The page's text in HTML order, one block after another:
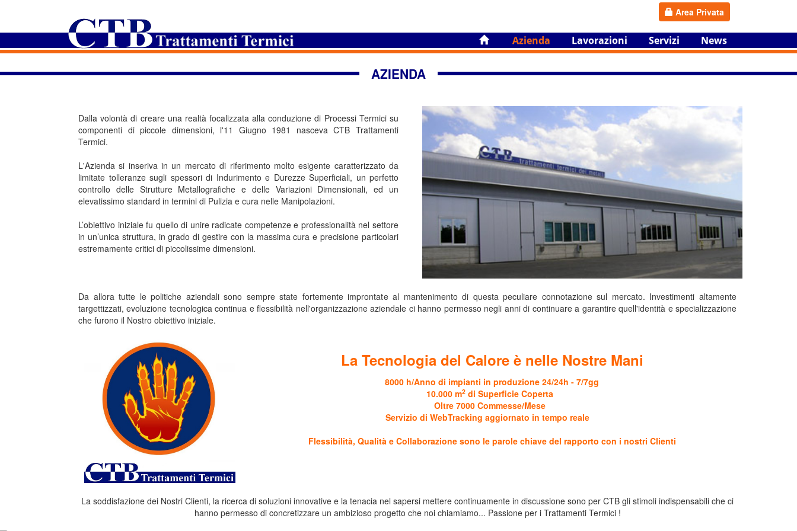
Area Privata
Azienda Lavorazioni Servizi News
AZIENDA
Dalla volontà di creare una realtà focalizzata alla conduzione di Processi Termici su
componenti di piccole dimensioni, l'11 Giugno 1981 nasceva CTB Trattamenti
Termici.
L'Azienda si inseriva in un mercato di riferimento molto esigente caratterizzato da
limitate tolleranze sugli spessori di Indurimento e Durezze Superficiali, un perfetto
controllo delle Strutture Metallografiche e delle Variazioni Dimensionali, ed un
elevatissimo standard in termini di Pulizia e cura nelle Manipolazioni.
L’obiettivo iniziale fu quello di unire radicate competenze e professionalità nel settore
in un’unica struttura, in grado di gestire con la massima cura e precisione particolari
estremamente critici di piccolissime dimensioni.
Da allora tutte le politiche aziendali sono sempre state fortemente improntate al mantenimento di questa peculiare connotazione sul mercato. Investimenti altamente
targettizzati, evoluzione tecnologica continua e flessibilità nell'organizzazione aziendale ci hanno permesso negli anni di continuare a garantire quell'identità e specializzazione
che furono il Nostro obiettivo iniziale.
La Tecnologia del Calore è nelle Nostre Mani
8000 h/Anno di impianti in produzione 24/24h - 7/7gg
10.000 m2di Superficie Coperta
Oltre 7000 Commesse/Mese
Servizio di WebTracking aggiornato in tempo reale
Flessibilità, Qualità e Collaborazione sono le parole chiave del rapporto con i nostri Clienti
La soddisfazione dei Nostri Clienti, la ricerca di soluzioni innovative e la tenacia nel sapersi mettere continuamente in discussione sono per CTB gli stimoli indispensabili che ci
hanno permesso di concretizzare un ambizioso progetto che noi chiamiamo... Passione per i Trattamenti Termici !